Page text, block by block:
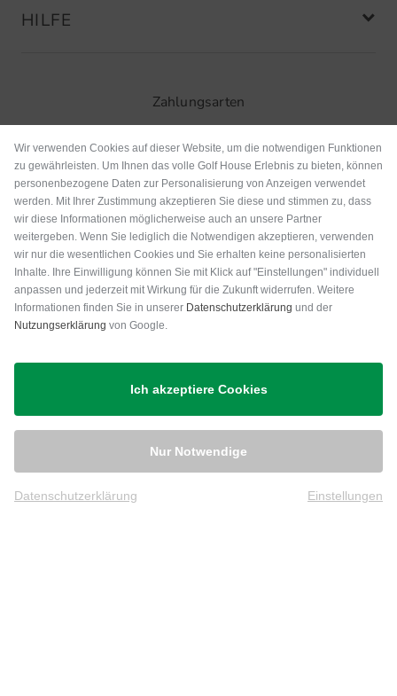
HILFE
Zahlungsarten
Versand
Wir verwenden Cookies auf dieser Website, um die notwendigen Funktionen
zu gewährleisten. Um Ihnen das volle Golf House Erlebnis zu bieten, können
personenbezogene Daten zur Personalisierung von Anzeigen verwendet
werden. Mit Ihrer Zustimmung akzeptieren Sie diese und stimmen zu, dass
wir diese Informationen möglicherweise auch an unsere Partner
weitergeben. Wenn Sie lediglich die Notwendigen akzeptieren, verwenden
wir nur die wesentlichen Cookies und Sie erhalten keine personalisierten
Inhalte. Ihre Einwilligung können Sie mit Klick auf "Einstellungen" individuell
anpassen und jederzeit mit Wirkung für die Zukunft widerrufen. Weitere
Informationen finden Sie in unserer Datenschutzerklärung und der
Nutzungserklärung von Google.
Ich akzeptiere Cookies
Nur Notwendige
Datenschutzerklärung Einstellungen